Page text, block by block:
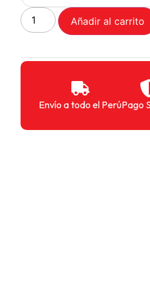
Añadir al carrito
Envío a todo el PerúPago